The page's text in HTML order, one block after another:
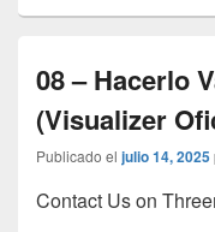
08 – Hacerlo
(Visualizer
Publicado el julio 14, 2025
Contact Us on